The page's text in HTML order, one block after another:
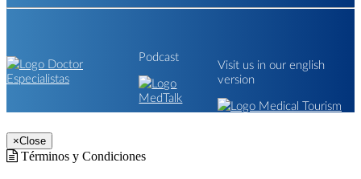
Podcast
Visit us in our english
version
×Close
Términos y Condiciones